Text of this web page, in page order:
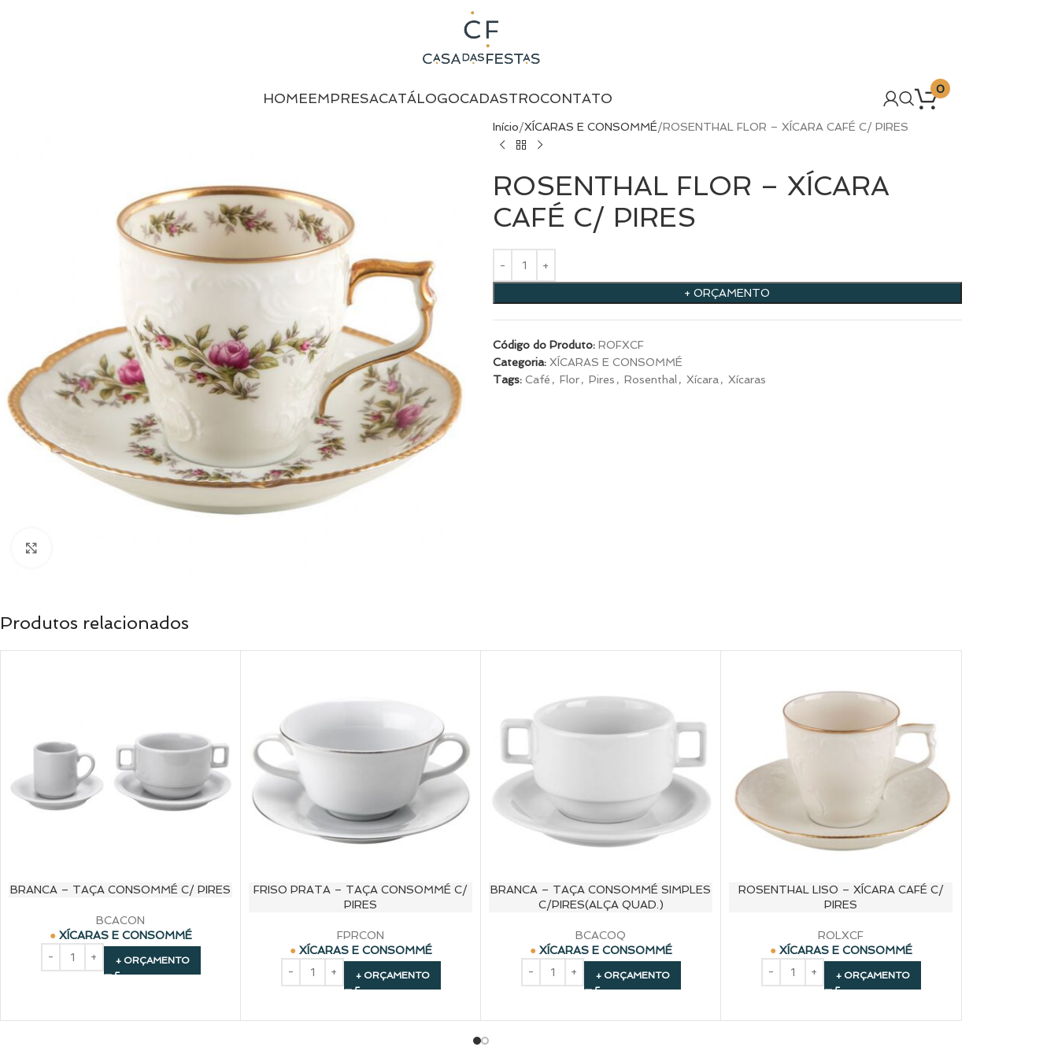
HOMEEMPRESACATÁLOGOCADASTROCONTATO
0
Início XÍCARAS E CONSOMMÉ ROSENTHAL FLOR – XÍCARA CAFÉ C/ PIRES
ROSENTHAL FLOR – XÍCARA
CAFÉ C/ PIRES
+ ORÇAMENTO
Código do Produto: ROFXCF
Categoria: XÍCARAS E CONSOMMÉ
Tags: Café , Flor, Pires , Rosenthal, Xícara, Xícaras
Produtos relacionados
BRANCA – TAÇA CONSOMMÉ C/ PIRES
BCACON
XÍCARAS E CONSOMMÉ
+ ORÇAMENTO
FRISO PRATA – TAÇA CONSOMMÉ C/
PIRES
FPRCON
XÍCARAS E CONSOMMÉ
+ ORÇAMENTO
BRANCA – TAÇA CONSOMMÉ SIMPLES
C/PIRES(ALÇA QUAD.)
BCACOQ
XÍCARAS E CONSOMMÉ
+ ORÇAMENTO
ROSENTHAL LISO – XÍCARA CAFÉ C/
PIRES
ROLXCF
XÍCARAS E CONSOMMÉ
+ ORÇAMENTO